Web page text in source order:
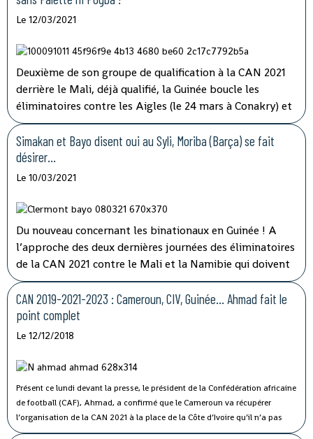
Le 12/03/2021
Deuxième de son groupe de qualification à la CAN 2021
derrière le Mali, déjà qualifié, la Guinée boucle les
éliminatoires contre les Aigles (le 24 mars à Conakry) et
la Namibie (le 28 mars à Windhoek) avec la ferme
intention de se qualifier. Le sélectionneur Didier Six a
présenté ce jeudi sa liste de 23 joueurs retenus pour
l’occasion.
Simakan et Bayo disent oui au Syli, Moriba (Barça) se fait
désirer…
Le 10/03/2021
Du nouveau concernant les binationaux en Guinée ! A
l’approche des deux dernières journées des éliminatoires
de la CAN 2021 contre le Mali et la Namibie qui doivent
permettre au Syli National de valider son billet pour la
phase finale, deux nouveaux éléments nés en France
viennent de dire oui au pays de Naby Keita.
CAN 2019-2021-2023 : Cameroun, CIV, Guinée… Ahmad fait le
point complet
Le 12/12/2018
Présent ce lundi devant la presse, le président de la Confédération africaine
de football (CAF), Ahmad, a confirmé que le Cameroun va récupérer
l’organisation de la CAN 2021 à la place de la Côte d’Ivoire qu’il n’a pas
ménagé dans ses propos… Pour la Guinée, qui devait initialement